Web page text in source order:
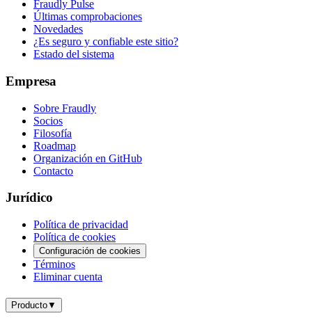
Fraudly Pulse
Últimas comprobaciones
Novedades
¿Es seguro y confiable este sitio?
Estado del sistema
Empresa
Sobre Fraudly
Socios
Filosofía
Roadmap
Organización en GitHub
Contacto
Jurídico
Política de privacidad
Política de cookies
Configuración de cookies
Términos
Eliminar cuenta
Producto▼